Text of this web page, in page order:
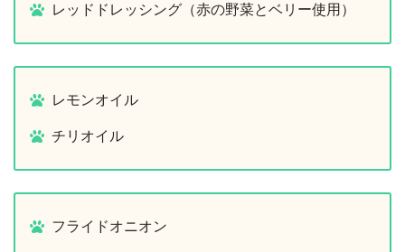
レッドドレッシング（赤の野菜とベリー使用）
レモンオイル
チリオイル
フライドオニオン